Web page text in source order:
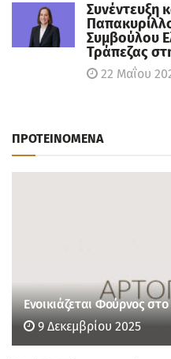
Συνέντευξη
Συμβούλου
Τράπεζας
22 Μαΐου
ΠΡΟΤΕΙΝΟΜΕΝΑ
Ενοικιάζεται Φούρνος στο
9 Δεκεμβρίου 2025